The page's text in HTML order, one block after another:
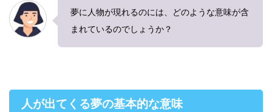
夢に人物が現れるのには、どのような意味が含
まれているのでしょうか？
人が出てくる夢の基本的な意味